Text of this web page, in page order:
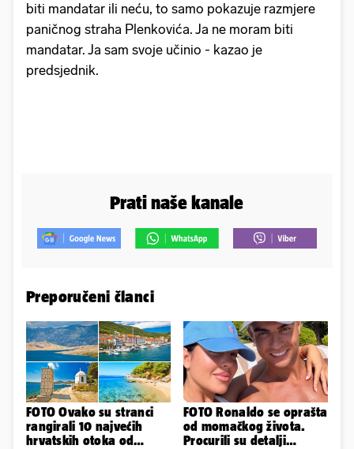
biti mandatar ili neću, to samo pokazuje razmjere
paničnog straha Plenkovića. Ja ne moram biti
mandatar. Ja sam svoje učinio - kazao je
predsjednik.
Prati naše kanale
Preporučeni članci
FOTO Ovako su stranci
rangirali 10 najvećih
hrvatskih otoka od
FOTO Ronaldo se oprašta
od momačkog života.
Procurili su detalji